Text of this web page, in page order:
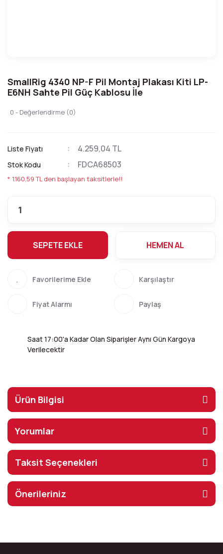
SmallRig 4340 NP-F Pil Montaj Plakası Kiti LP-
E6NH Sahte Pil Güç Kablosu İle
0 - Değerlendirme (0)
Liste Fiyatı 4.259,04 TL
Stok Kodu FDCA68503
* 1.160,59 TL den başlayan taksitlerle!!
SEPETE EKLE HEMEN AL
Karşılaştır
Fiyat Alarmı Paylaş
Saat 17:00'a Kadar Olan Siparişler Aynı Gün Kargoya
Verilecektir
Ürün Bilgisi
Yorumlar
Taksit Seçenekleri
Önerileriniz